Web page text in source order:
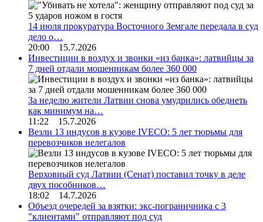
14 июля прокуратура Восточного Земгале передала в суд
дело о…
20:00 15.7.2026
Инвестиции в воздух и звонки «из банка»: латвийцы за
7 дней отдали мошенникам более 360 000
За неделю жители Латвии снова умудрились обеднеть
как минимум на…
11:22 15.7.2026
Везли 13 индусов в кузове IVECO: 5 лет тюрьмы для
перевозчиков нелегалов
Верховный суд Латвии (Сенат) поставил точку в деле
двух пособников…
18:02 14.7.2026
Объезд очередей за взятки: экс-пограничника с 3
"клиентами" отправляют под суд